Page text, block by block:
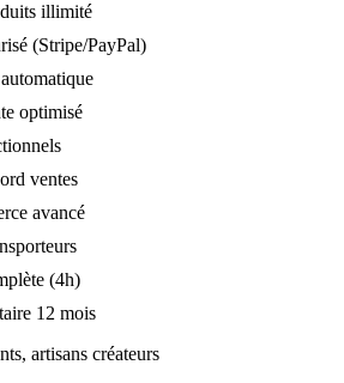
illimité
(Stripe/PayPal)
optimisé
ventes
avancé
(4h)
12 mois
artisans créateurs